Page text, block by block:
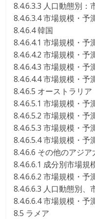
8.4.6.3.3 人口動態別：
8.4.6.3.4 市場規模・予
8.4.6.4 韓国
8.4.6.4.1 市場規模・予
8.4.6.4.2 市場規模・予
8.4.6.4.3 市場規模・予
8.4.6.4.4 市場規模・予
8.4.6.5 オーストラリア
8.4.6.5.1 市場規模・予
8.4.6.5.2 市場規模・予
8.4.6.5.3 市場規模・予
8.4.6.5.4 市場規模・予
8.4.6.6 その他のアジ
8.4.6.6.1 成分別市場規
8.4.6.6.2 市場規模・予
8.4.6.6.3 人口動態別、
8.4.6.6.4 市場規模・予
8.5 ラメア